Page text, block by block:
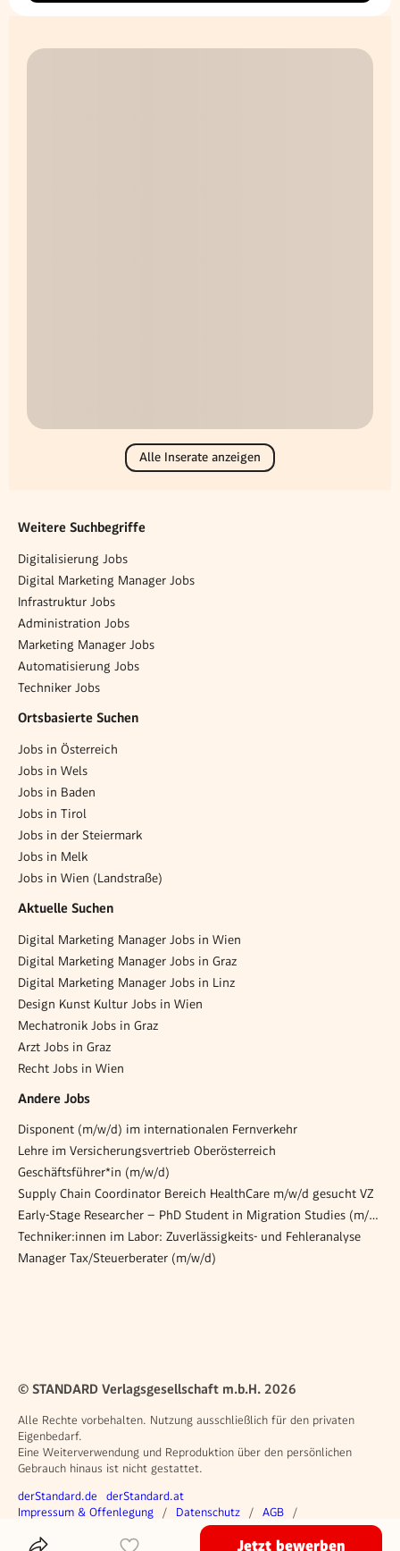
Alle Inserate anzeigen
Weitere Suchbegriffe
Digitalisierung Jobs
Digital Marketing Manager Jobs
Infrastruktur Jobs
Administration Jobs
Marketing Manager Jobs
Automatisierung Jobs
Techniker Jobs
Ortsbasierte Suchen
Jobs in Österreich
Jobs in Wels
Jobs in Baden
Jobs in Tirol
Jobs in der Steiermark
Jobs in Melk
Jobs in Wien (Landstraße)
Aktuelle Suchen
Digital Marketing Manager Jobs in Wien
Digital Marketing Manager Jobs in Graz
Digital Marketing Manager Jobs in Linz
Design Kunst Kultur Jobs in Wien
Mechatronik Jobs in Graz
Arzt Jobs in Graz
Recht Jobs in Wien
Andere Jobs
Disponent (m/w/d) im internationalen Fernverkehr
Lehre im Ver­si­che­rungs­ver­trieb Ober­ös­ter­reich
Geschäftsführer*in (m/w/d)
Supply Chain Coordinator Bereich HealthCare m/w/d gesucht VZ
Early-Stage Researcher – PhD Student in Migration Studies (m/f/d), SB26-0079
Techniker:innen im Labor: Zuverlässigkeits- und Fehleranalyse
Manager Tax/Steuerberater (m/w/d)
Jetzt bewerben
© STANDARD Verlagsgesellschaft m.b.H. 2026
Alle Rechte vorbehalten. Nutzung ausschließlich für den privaten
Eigenbedarf.
Eine Weiterverwendung und Reproduktion über den persönlichen
Gebrauch hinaus ist nicht gestattet.
Weitere Angebote
derStandard.de derStandard.at
Rechtliches
Impressum & Offenlegung Datenschutz
AGB